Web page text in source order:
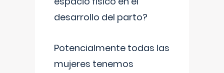
desarrollo del parto?
Potencialmente todas las
mujeres tenemos